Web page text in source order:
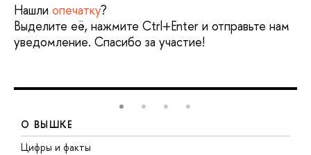
Нашли опечатку?
Выделите её, нажмите Ctrl+Enter и отправьте нам
уведомление. Спасибо за участие!
О ВЫШКЕ
Цифры и факты